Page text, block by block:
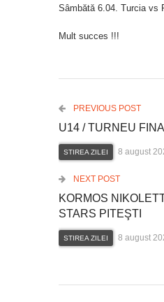
Sâmbătă 6.04. Turcia vs
Mult succes !!!
PREVIOUS POST
U14 / TURNEU
STIREA ZILEI 8 august
NEXT POST
KORMOS
STARS PITEŞTI
STIREA ZILEI 8 august